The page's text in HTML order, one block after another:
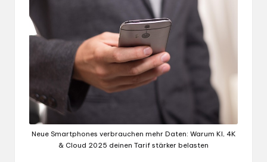
Neue Smartphones verbrauchen mehr Daten: Warum KI, 4K
& Cloud 2025 deinen Tarif stärker belasten